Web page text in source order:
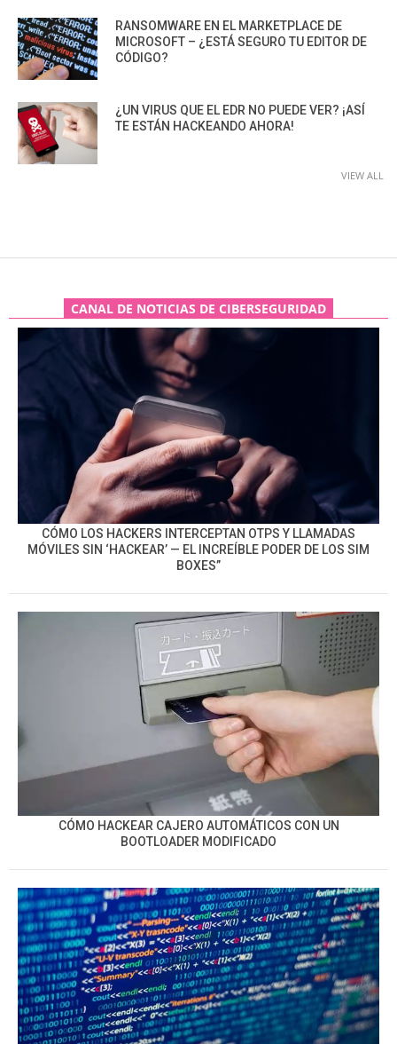
RANSOMWARE EN EL MARKETPLACE DE
MICROSOFT – ¿ESTÁ SEGURO TU EDITOR DE
CÓDIGO?
¿UN VIRUS QUE EL EDR NO PUEDE VER? ¡ASÍ
TE ESTÁN HACKEANDO AHORA!
VIEW ALL
CANAL DE NOTICIAS DE CIBERSEGURIDAD
CÓMO LOS HACKERS INTERCEPTAN OTPS Y LLAMADAS
MÓVILES SIN ‘HACKEAR’ — EL INCREÍBLE PODER DE LOS SIM
BOXES”
CÓMO HACKEAR CAJERO AUTOMÁTICOS CON UN
BOOTLOADER MODIFICADO